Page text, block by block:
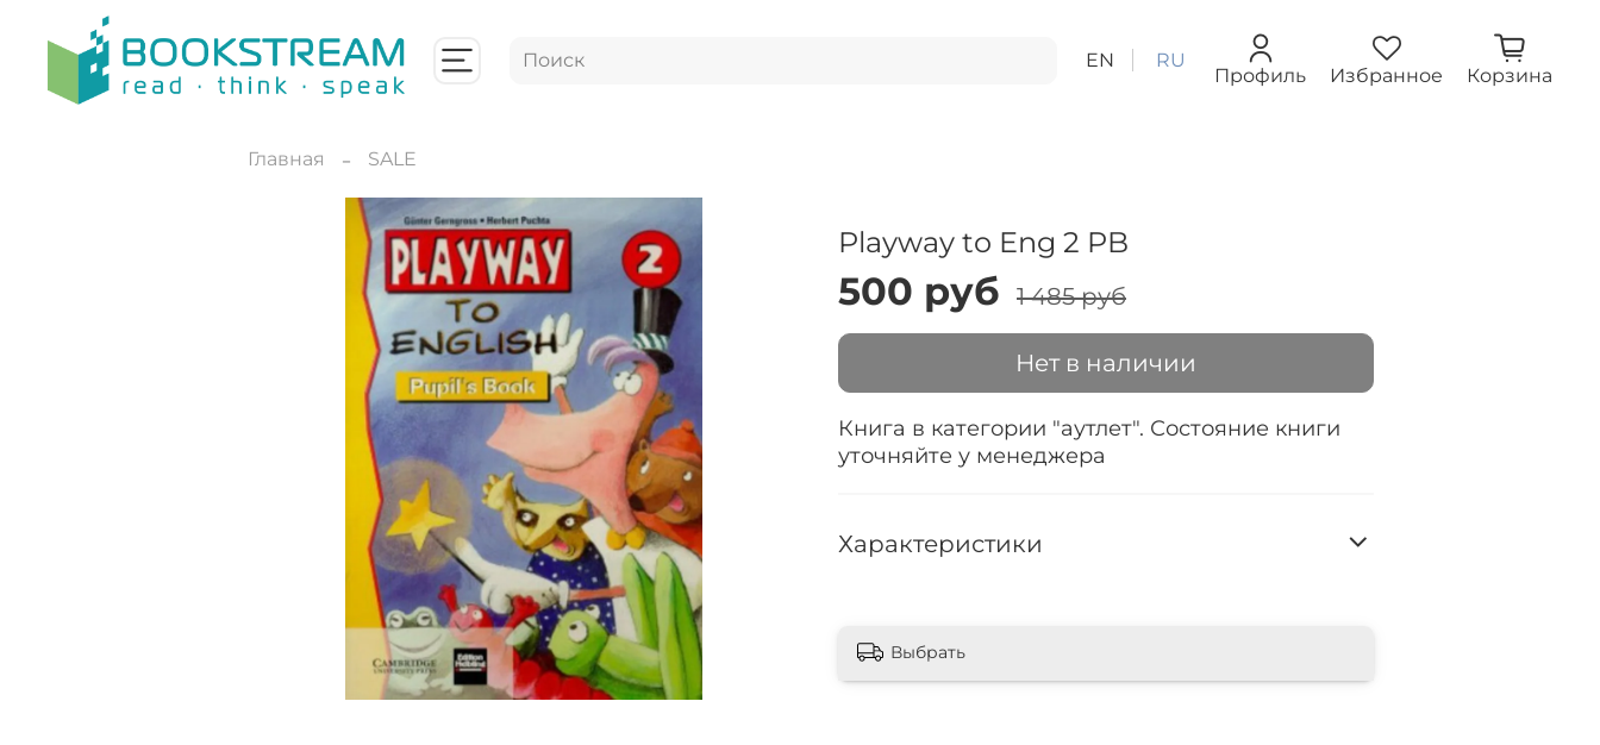
EN RU
Профиль Избранное Корзина
Главная SALE
Playway to Eng 2 PB
500 руб 1 485 руб
Нет в наличии
Книга в категории "аутлет". Состояние книги
уточняйте у менеджера
Характеристики
Выбрать